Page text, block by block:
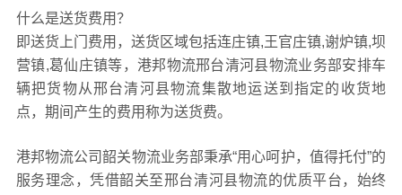
什么是送货费用？
即送货上门费用，送货区域包括连庄镇,王官庄镇,谢炉镇,坝
营镇,葛仙庄镇等，港邦物流邢台清河县物流业务部安排车
辆把货物从邢台清河县物流集散地运送到指定的收货地
点，期间产生的费用称为送货费。
港邦物流公司韶关物流业务部秉承“用心呵护，值得托付”的
服务理念，凭借韶关至邢台清河县物流的优质平台，始终